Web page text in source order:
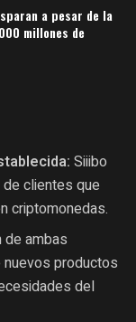
a pesar de la
millones de
Siiibo
de clientes que
criptomonedas.
de ambas
productos
del